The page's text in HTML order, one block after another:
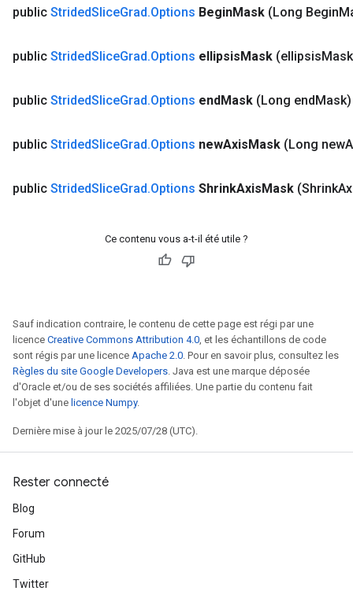
public StridedSliceGrad.Options BeginMask (Long Begin
public StridedSliceGrad.Options ellipsisMask (ellipsis
public StridedSliceGrad.Options endMask (Long endMask)
public StridedSliceGrad.Options newAxisMask (Long new
public StridedSliceGrad.Options ShrinkAxisMask (Shrink
Ce contenu vous a-t-il été utile ?
Sauf indication contraire, le contenu de cette page est régi par une
licence Creative Commons Attribution 4.0, et les échantillons de code
sont régis par une licence Apache 2.0. Pour en savoir plus, consultez les
Règles du site Google Developers. Java est une marque déposée
d'Oracle et/ou de ses sociétés affiliées. Une partie du contenu fait
l'objet d'une licence Numpy.
Dernière mise à jour le 2025/07/28 (UTC).
Rester connecté
Blog
Forum
GitHub
Twitter